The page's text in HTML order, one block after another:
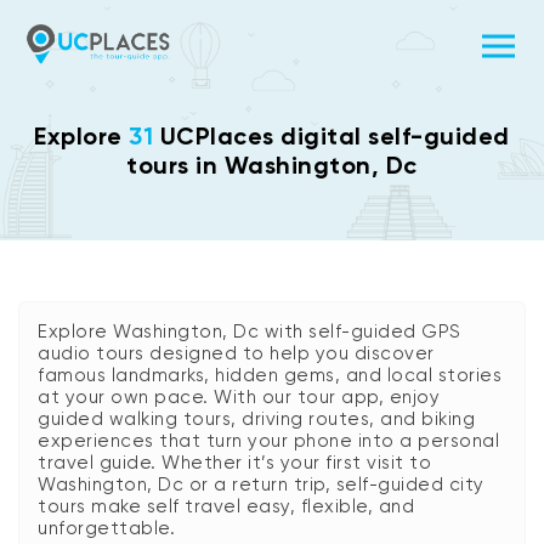
Explore31 UCPlaces digital self-guided
tours in Washington, Dc
Explore Washington, Dc with self-guided GPS
audio tours designed to help you discover
famous landmarks, hidden gems, and local stories
at your own pace. With our tour app, enjoy
guided walking tours, driving routes, and biking
experiences that turn your phone into a personal
travel guide. Whether it’s your first visit to
Washington, Dc or a return trip, self-guided city
tours make self travel easy, flexible, and
unforgettable.